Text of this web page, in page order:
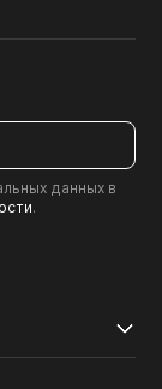
данных в
.